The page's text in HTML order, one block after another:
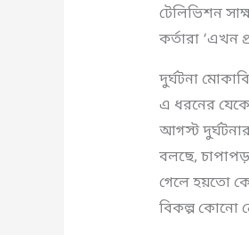
টেলিভিশন
কর্তারা ‘এখন
দুর্ঘটনা
এ ধরনের
আগস্ট
বলছে,
গেলে হয়তো
বিকল্প কোনো